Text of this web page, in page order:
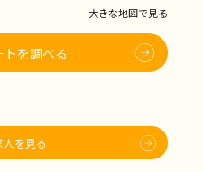
大きな地図で見る
を調べる
人を見る